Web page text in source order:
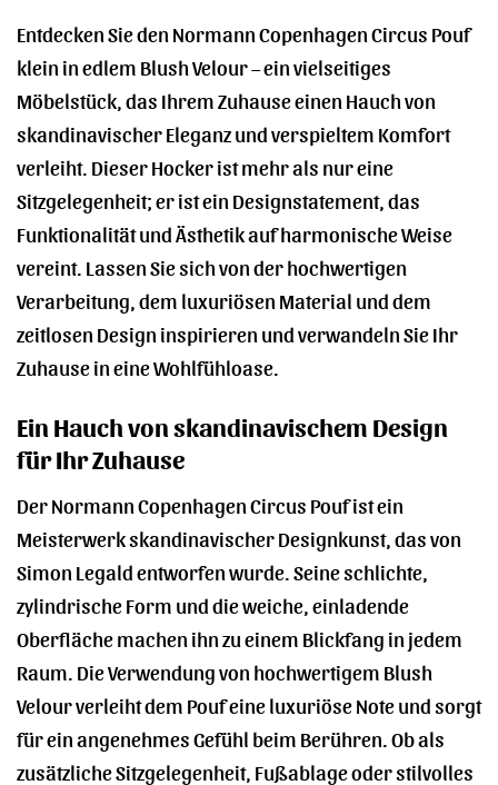
Entdecken Sie den Normann Copenhagen Circus Pouf
klein in edlem Blush Velour – ein vielseitiges
Möbelstück, das Ihrem Zuhause einen Hauch von
skandinavischer Eleganz und verspieltem Komfort
verleiht. Dieser Hocker ist mehr als nur eine
Sitzgelegenheit; er ist ein Designstatement, das
Funktionalität und Ästhetik auf harmonische Weise
vereint. Lassen Sie sich von der hochwertigen
Verarbeitung, dem luxuriösen Material und dem
zeitlosen Design inspirieren und verwandeln Sie Ihr
Zuhause in eine Wohlfühloase.
Ein Hauch von skandinavischem Design
für Ihr Zuhause
Der Normann Copenhagen Circus Pouf ist ein
Meisterwerk skandinavischer Designkunst, das von
Simon Legald entworfen wurde. Seine schlichte,
zylindrische Form und die weiche, einladende
Oberfläche machen ihn zu einem Blickfang in jedem
Raum. Die Verwendung von hochwertigem Blush
Velour verleiht dem Pouf eine luxuriöse Note und sorgt
für ein angenehmes Gefühl beim Berühren. Ob als
zusätzliche Sitzgelegenheit, Fußablage oder stilvolles